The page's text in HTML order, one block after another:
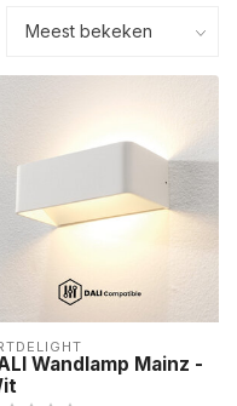
Wandlamp Mainz -